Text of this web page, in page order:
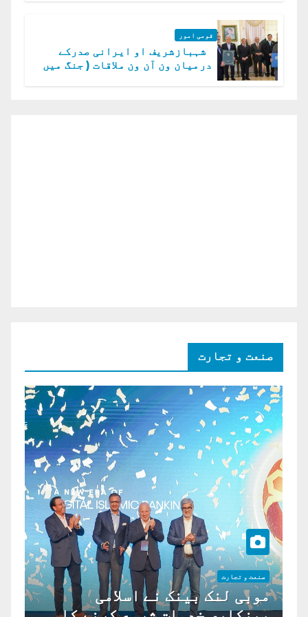
قومی امور
شہبازشریف او ایرانی صدرکے
درمیان ون آن ون ملاقات ( جنگ میں
صنعت و تجارت
صنعت و تجارت
موبی لنک بینک نے اسلامی